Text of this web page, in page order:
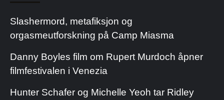
Slashermord, metafiksjon og
orgasmeutforskning på Camp Miasma
Danny Boyles film om Rupert Murdoch åpner
filmfestivalen i Venezia
Hunter Schafer og Michelle Yeoh tar Ridley